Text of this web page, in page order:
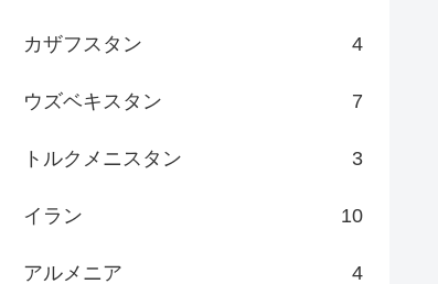
カザフスタン 4
ウズベキスタン 7
トルクメニスタン 3
イラン 10
アルメニア 4